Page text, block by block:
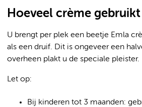
Hoeveel crème gebruikt
U brengt per plek een beetje Emla
als een druif. Dit is ongeveer een
overheen plakt u de speciale pleister.
Let op:
Bij kinderen tot 3 maanden: